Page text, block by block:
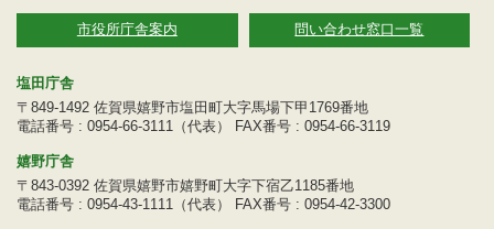
市役所庁舎案内 問い合わせ窓口一覧
塩田庁舎
〒849-1492 佐賀県嬉野市塩田町大字馬場下甲1769番地
電話番号 : 0954-66-3111（代表） FAX番号 : 0954-66-3119
嬉野庁舎
〒843-0392 佐賀県嬉野市嬉野町大字下宿乙1185番地
電話番号 : 0954-43-1111（代表） FAX番号 : 0954-42-3300